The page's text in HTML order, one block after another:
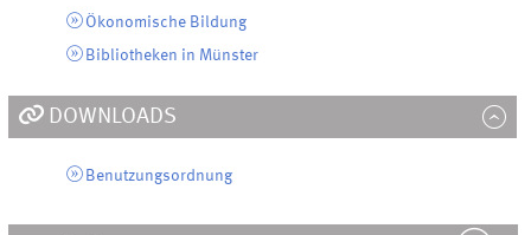
Ökonomische Bildung
Bibliotheken in Münster
DOWNLOADS
Benutzungsordnung